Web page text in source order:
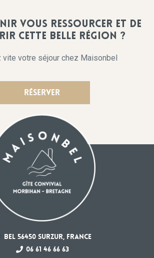
vous ressourcer et de
cette belle région ?
vite votre séjour chez Maisonbel
RÉSERVER
Bel 56450 Surzur, FRANCE
06 61 46 66 63